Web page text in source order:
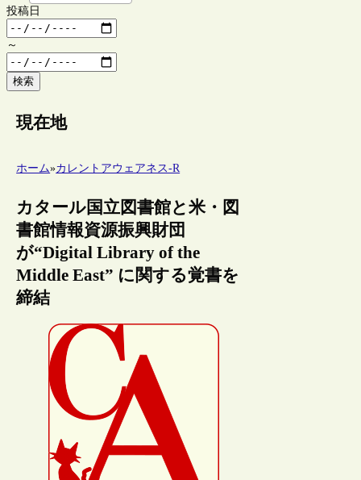
投稿日
～
検索
現在地
ホーム»カレントアウェアネス-R
カタール国立図書館と米・図
書館情報資源振興財団
が“Digital Library of the
Middle East” に関する覚書を
締結